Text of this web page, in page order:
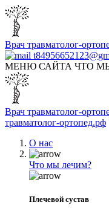
Врач травматолог-
МЕНЮ САЙТА ЧТО
Врач травматолог-
травматолог-ортопед.рф
О нас
Что мы лечим?
Плечевой сустав